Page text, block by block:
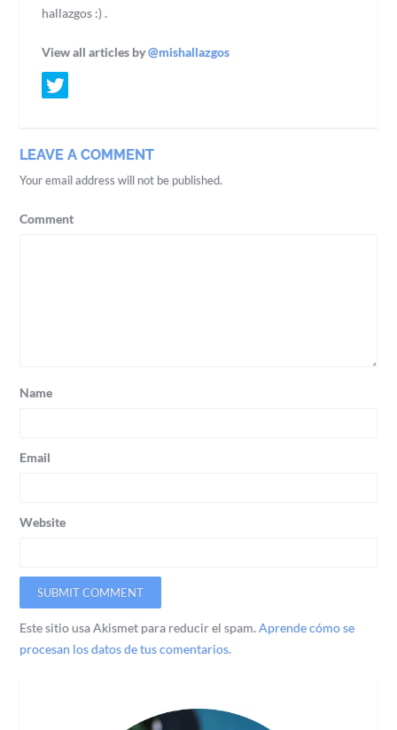
hallazgos :) .
View all articles by@mishallazgos
LEAVE A COMMENT
Your email address will not be published.
Comment
Name
Email
Website
Este sitio usa Akismet para reducir el spam.Aprende cómo se
procesan los datos de tus comentarios.